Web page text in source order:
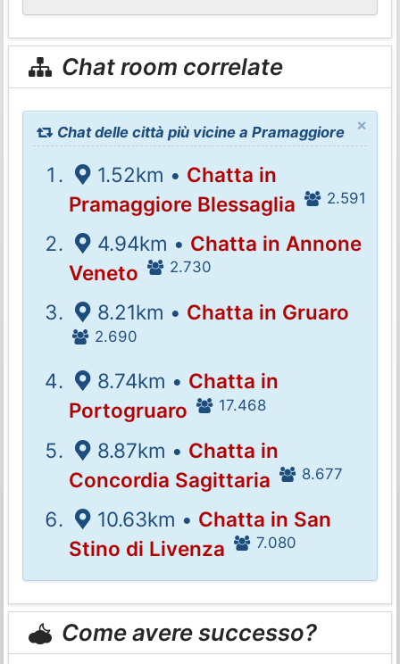
Chat room correlate
×
Chat delle città più vicine a Pramaggiore
1.52km • Chatta in
Pramaggiore Blessaglia
2.591
4.94km • Chatta in Annone
Veneto
2.730
8.21km • Chatta in Gruaro
2.690
8.74km • Chatta in
Portogruaro
17.468
8.87km • Chatta in
Concordia Sagittaria
8.677
10.63km • Chatta in San
Stino di Livenza
7.080
Come avere successo?